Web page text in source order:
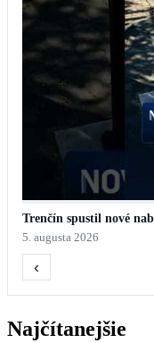
Trenčín spustil nové
5. augusta 2026
‹
Najčítanejšie